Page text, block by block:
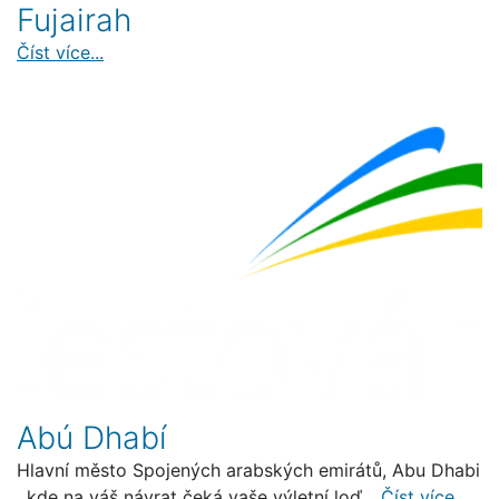
Fujairah
Číst více...
Abú Dhabí
Hlavní město Spojených arabských emirátů, Abu Dhabi